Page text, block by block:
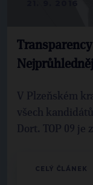
V Plzeňském
všech
Dort. TOP 09
CELÝ ČLÁNEK